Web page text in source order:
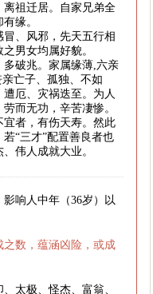
离祖迁居。自家兄弟全
缘。
、风邪，先天五行相
男女均属好貌。
多破兆。家属缘薄,六亲
亡子、孤独、不如
厄、灾祸迭至。为人
而无功，辛苦凄惨。
宜者，有伤天寿。然此
“三才”配置善良者也
伟人成就大业。
响人中年（36岁）以
之数，蕴涵凶险，或成
太极、怪杰、富翁、